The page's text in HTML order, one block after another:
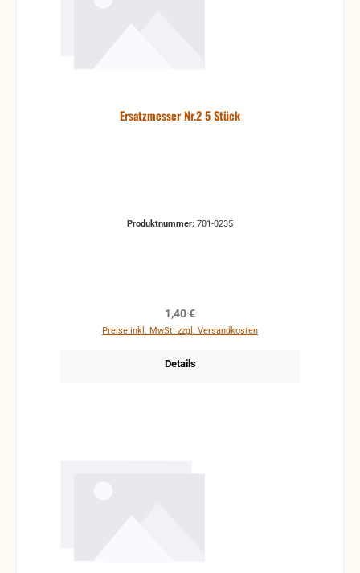
Ersatzmesser Nr.2 5 Stück
Produktnummer: 701-0235
Regulärer Preis:
1,40 €
Preise inkl. MwSt. zzgl. Versandkosten
Details